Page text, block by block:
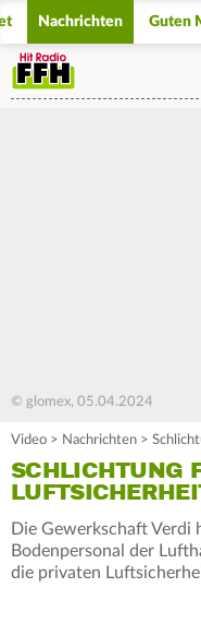
Nachrichten Guten
© glomex, 05.04.2024
Video > Nachrichten >
SCHLICHTUNG
Die Gewerkschaft Verdi
Bodenpersonal der
die privaten